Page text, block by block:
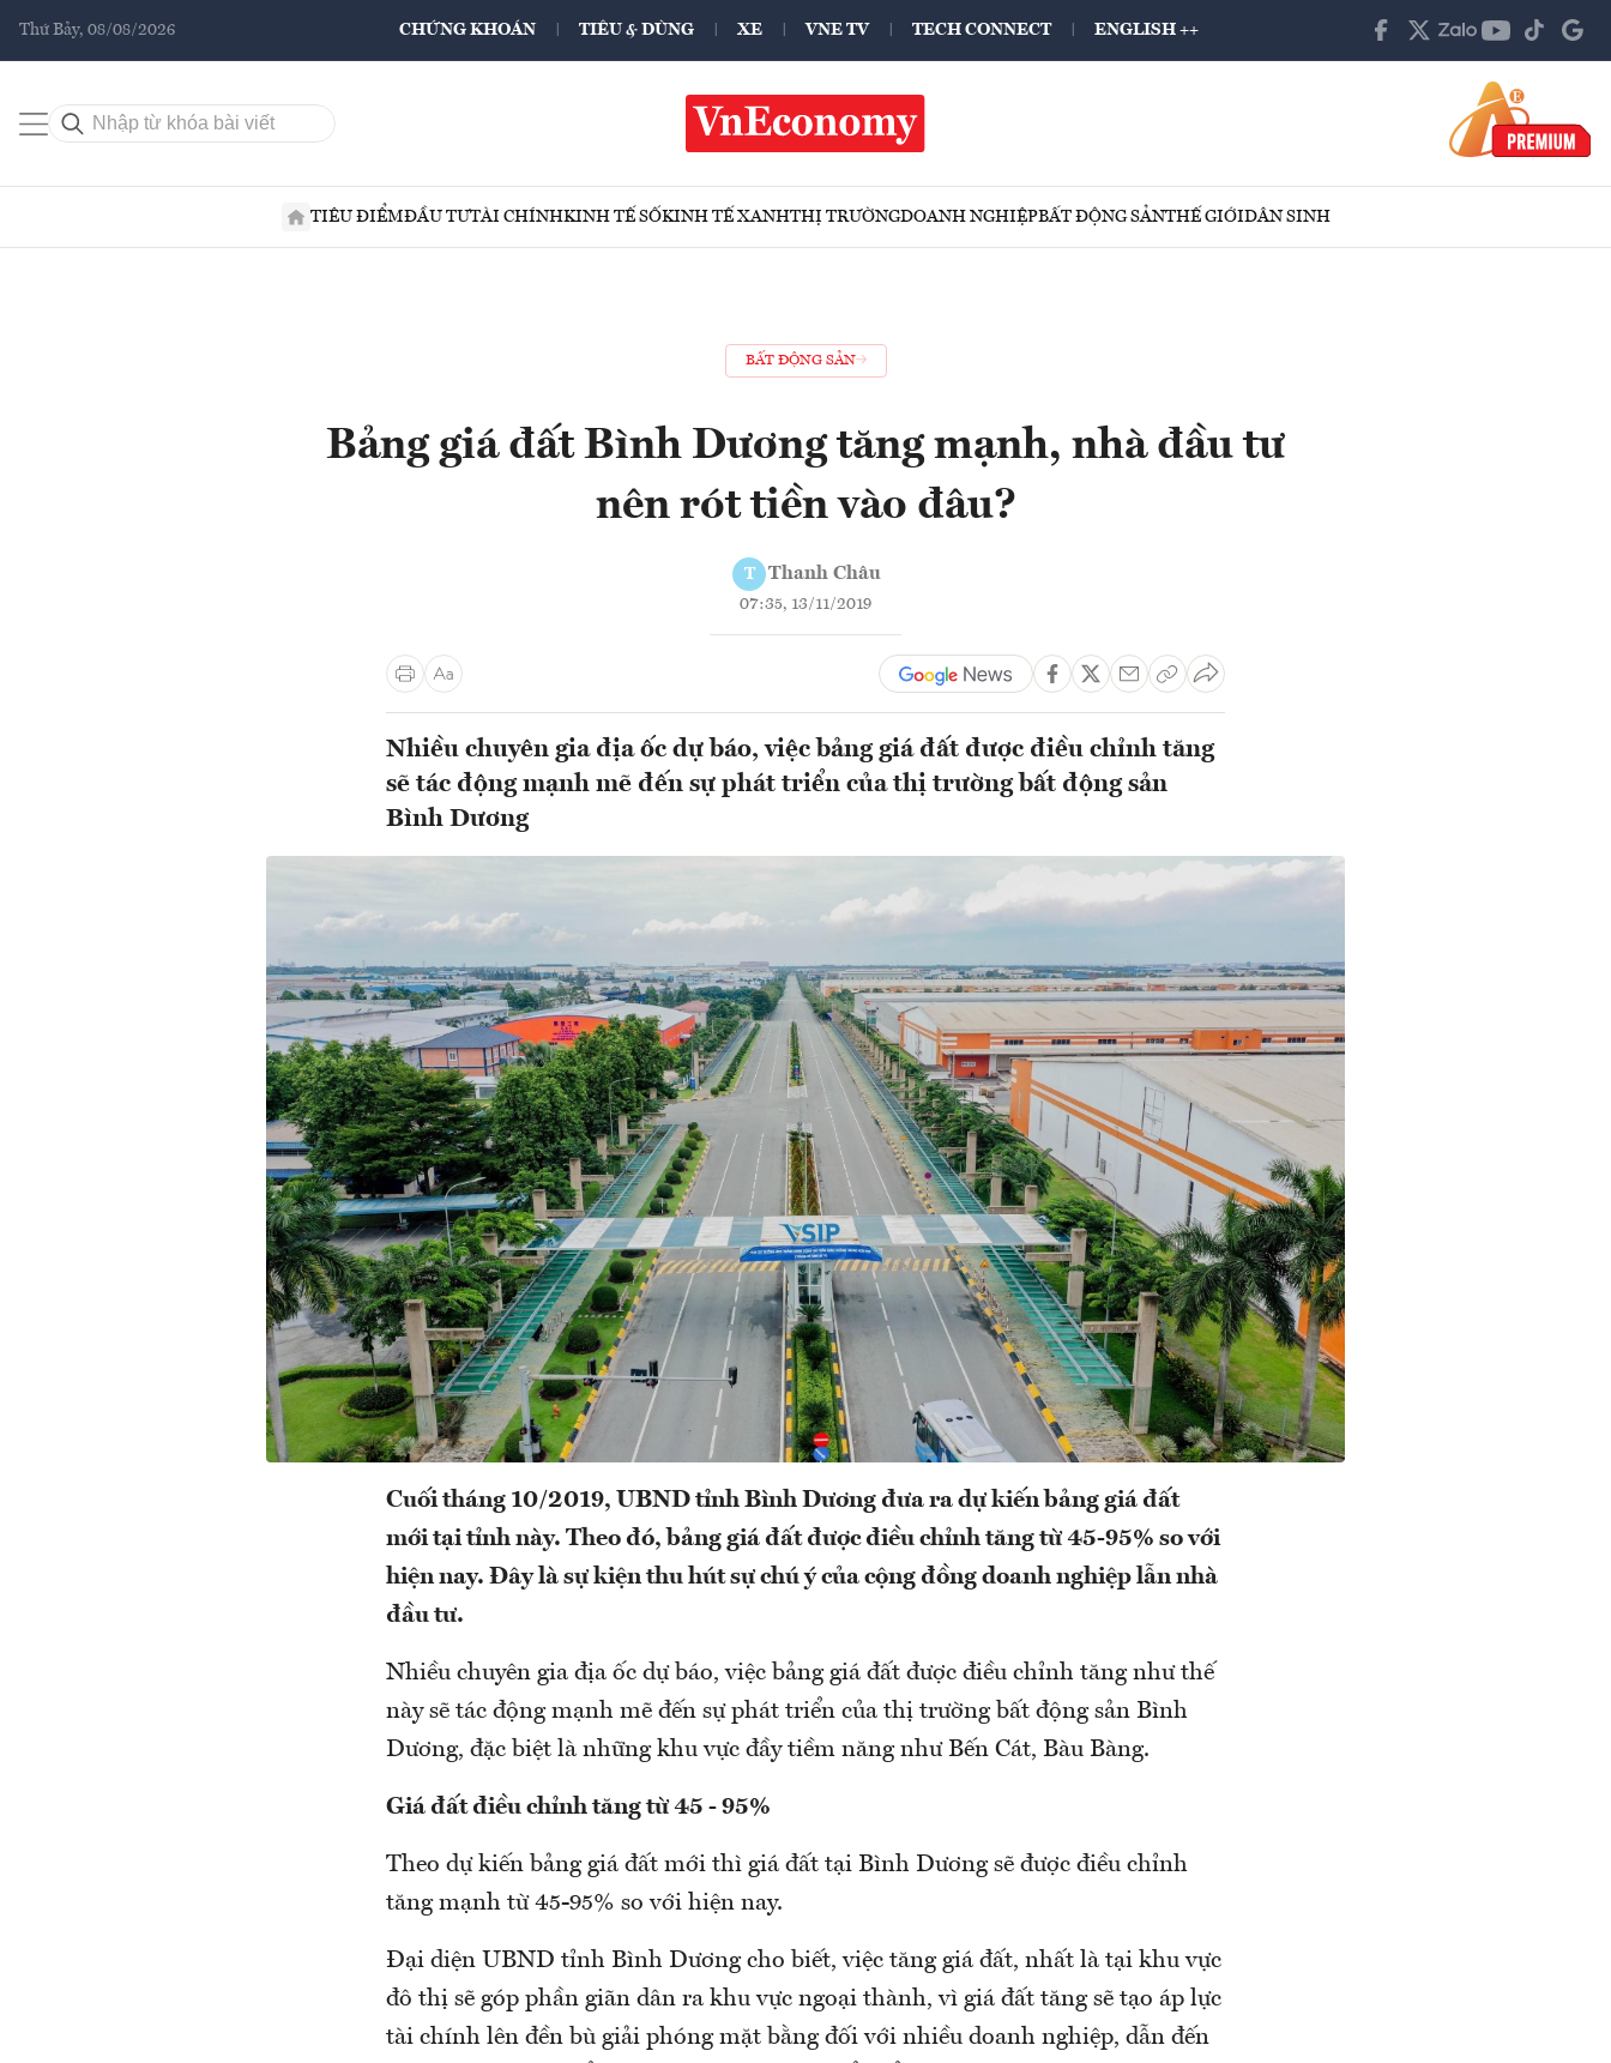
Thứ Bảy, 08/08/2026 CHỨNG KHOÁN TIÊU & DÙNG XE VNE TV TECH CONNECT ENGLISH ++
TIÊU ĐIỂMĐẦU TƯTÀI CHÍNHKINH TẾ SỐKINH TẾ XANHTHỊ TRƯỜNGDOANH NGHIỆPBẤT ĐỘNG SẢNTHẾ GIỚIDÂN SINH
BẤT ĐỘNG SẢN
Bảng giá đất Bình Dương tăng mạnh, nhà đầu tư
nên rót tiền vào đâu?
T Thanh Châu
07:35, 13/11/2019
Nhiều chuyên gia địa ốc dự báo, việc bảng giá đất được điều chỉnh tăng
sẽ tác động mạnh mẽ đến sự phát triển của thị trường bất động sản
Bình Dương
Cuối tháng 10/2019, UBND tỉnh Bình Dương đưa ra dự kiến bảng giá đất
mới tại tỉnh này. Theo đó, bảng giá đất được điều chỉnh tăng từ 45-95% so với
hiện nay. Đây là sự kiện thu hút sự chú ý của cộng đồng doanh nghiệp lẫn nhà
đầu tư.
Nhiều chuyên gia địa ốc dự báo, việc bảng giá đất được điều chỉnh tăng như thế
này sẽ tác động mạnh mẽ đến sự phát triển của thị trường bất động sản Bình
Dương, đặc biệt là những khu vực đầy tiềm năng như Bến Cát, Bàu Bàng.
Giá đất điều chỉnh tăng từ 45 - 95%
Theo dự kiến bảng giá đất mới thì giá đất tại Bình Dương sẽ được điều chỉnh
tăng mạnh từ 45-95% so với hiện nay.
Đại diện UBND tỉnh Bình Dương cho biết, việc tăng giá đất, nhất là tại khu vực
đô thị sẽ góp phần giãn dân ra khu vực ngoại thành, vì giá đất tăng sẽ tạo áp lực
tài chính lên đền bù giải phóng mặt bằng đối với nhiều doanh nghiệp, dẫn đến